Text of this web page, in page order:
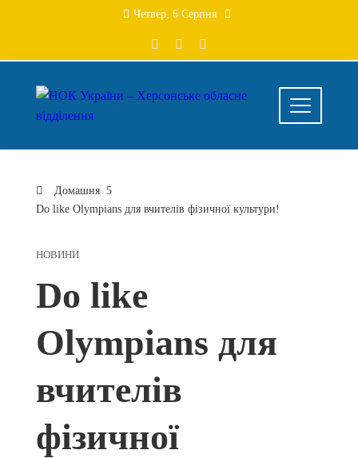
Четвер, 6 Серпня
Домашня
Do like Olympians для вчителів фізичної культури!
НОВИНИ
Do like
Olympians для
вчителів
фізичної